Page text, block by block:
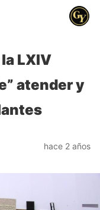
LXIV
atender y
hace 2 años